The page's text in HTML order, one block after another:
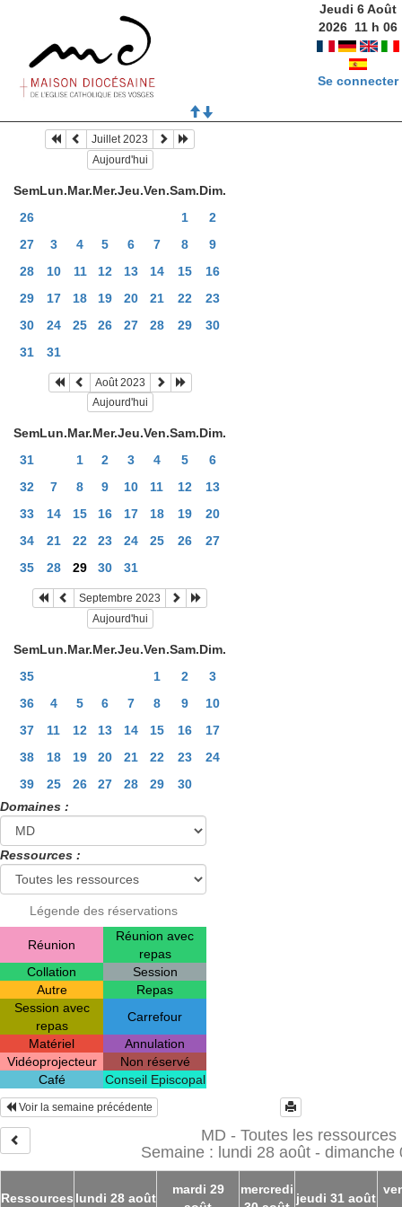
Jeudi 6 Août
2026 11h 06
Se connecter
Juillet 2023
Aujourd'hui
SemLun.Mar.Mer.Jeu.Ven.Sam.Dim.
26
1
2
27
3 4 5 6 7 8
9
28
10 11 12 13 14 15
16
29
17 18 19 20 21 22
23
30
24 25 26 27 28 29
30
31
31
Août 2023
Aujourd'hui
SemLun.Mar.Mer.Jeu.Ven.Sam.Dim.
31
1 2 3 4 5
6
32
7 8 9 10 11 12
13
33
14 15 16 17 18 19
20
34
21 22 23 24 25 26
27
35
28 29 30 31
Septembre 2023
Aujourd'hui
SemLun.Mar.Mer.Jeu.Ven.Sam.Dim.
35
1 2
3
36
4 5 6 7 8 9
10
37
11 12 13 14 15 16
17
38
18 19 20 21 22 23
24
39
25 26 27 28 29
30
Domaines :
Ressources :
Légende des réservations
Réunion
Réunion avec
repas
Collation
Session
Autre
Repas
Session avec
repas
Carrefour
Matériel
Annulation
Vidéoprojecteur
Non réservé
Café
Conseil Episcopal
Voir la semaine précédente
MD - Toutes les ressources
Semaine : lundi 28 août - dimanche
Ressources lundi 28 août
mardi 29
mercredi
jeudi 31 août